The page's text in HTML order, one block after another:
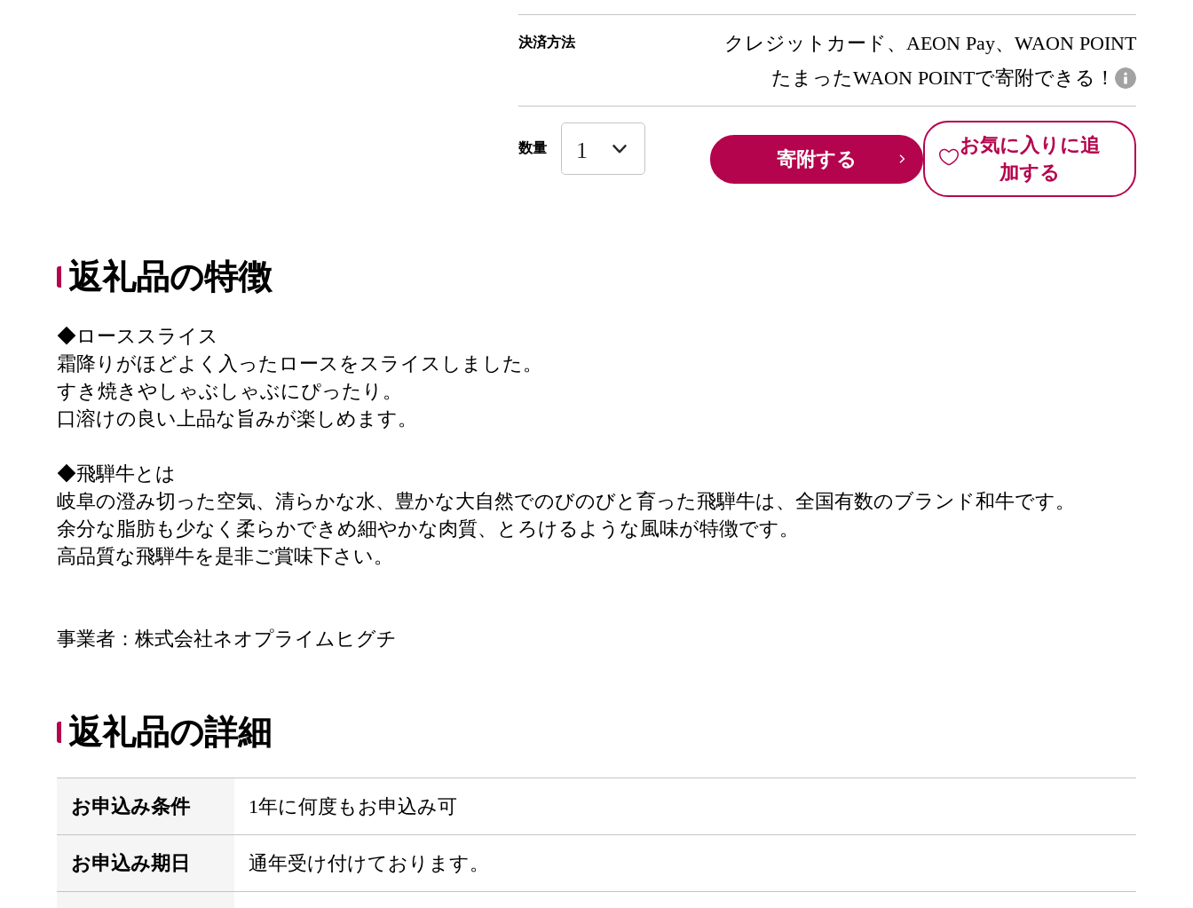
決済方法
クレジットカード、AEON Pay、WAON POINT
たまったWAON POINTで寄附できる！
数量 寄附する
お気に入りに追
加する
返礼品の特徴
◆ローススライス
霜降りがほどよく入ったロースをスライスしました。
すき焼きやしゃぶしゃぶにぴったり。
口溶けの良い上品な旨みが楽しめます。
◆飛騨牛とは
岐阜の澄み切った空気、清らかな水、豊かな大自然でのびのびと育った飛騨牛は、全国有数のブランド和牛です。
余分な脂肪も少なく柔らかできめ細やかな肉質、とろけるような風味が特徴です。
高品質な飛騨牛を是非ご賞味下さい。
事業者：株式会社ネオプライムヒグチ
返礼品の詳細
お申込み条件 1年に何度もお申込み可
お申込み期日 通年受け付けております。